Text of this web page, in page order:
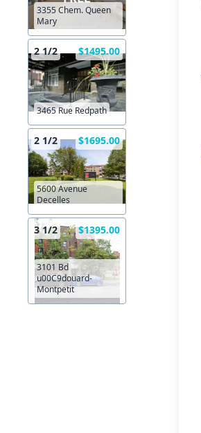
3355 Chem. Queen
Mary
2 1/2 $1495.00
3465 Rue Redpath
2 1/2 $1695.00
5600 Avenue
Decelles
3 1/2 $1395.00
3101 Bd
u00C9douard-
Montpetit